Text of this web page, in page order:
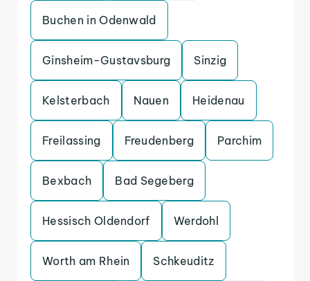
Buchen in Odenwald
Ginsheim-Gustavsburg Sinzig
Kelsterbach Nauen Heidenau
Freilassing Freudenberg Parchim
Bexbach Bad Segeberg
Hessisch Oldendorf Werdohl
Worth am Rhein Schkeuditz